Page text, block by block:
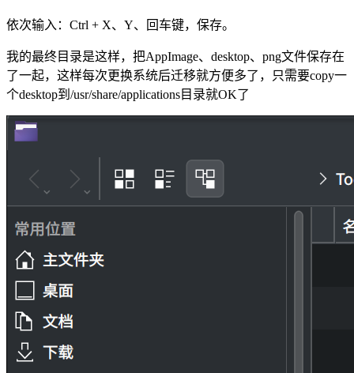
依次输入：Ctrl + X、Y、回车键，保存。
我的最终目录是这样，把AppImage、desktop、png文件保存在
了一起，这样每次更换系统后迁移就方便多了，只需要copy一
个desktop到/usr/share/applications目录就OK了